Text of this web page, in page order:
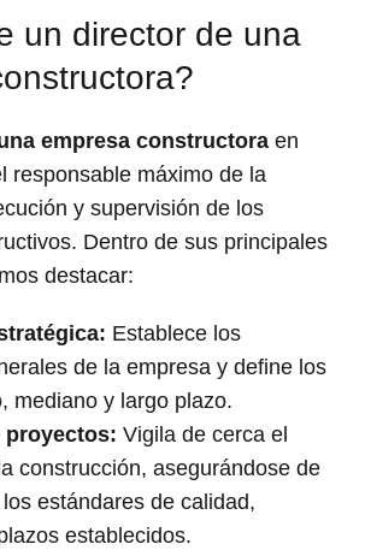
un director de una
empresa constructora en
responsable máximo de la
y supervisión de los
Dentro de sus principales
destacar:
Establece los
de la empresa y define los
mediano y largo plazo.
proyectos: Vigila de cerca el
construcción, asegurándose de
estándares de calidad,
establecidos.